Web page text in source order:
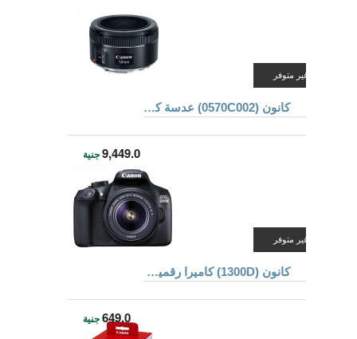
غير متوفر
كانون (0570C002) عدسة كاميرا محترفة طول البعد البؤرى 50 ملم و فتحة العدسة f/1.8 و ذو لون أسود
غير متوفر
9,449.0جنية
كانون (1300D) كاميرا رقمية محترفة بعدسة 55-18 ملم + حقيبة + كارت ذاكرة 8 جيجا بايت و مزودة بتقنية NFC و الواى فاى و ذو لون أسود
649.0جنية